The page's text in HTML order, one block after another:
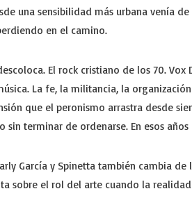
una sensibilidad más urbana venía
en el camino.
El rock cristiano de los 70.
La fe, la militancia, la
que el peronismo arrastra desde
sin terminar de ordenarse. En esos años
García y Spinetta también cambia
sobre el rol del arte cuando la